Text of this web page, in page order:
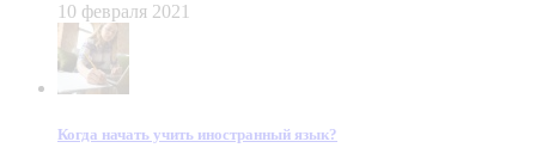
10 февраля 2021
Когда начать учить иностранный язык?